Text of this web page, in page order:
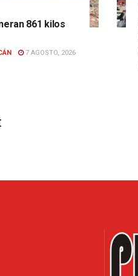
861 kilos
7 AGOSTO, 2026